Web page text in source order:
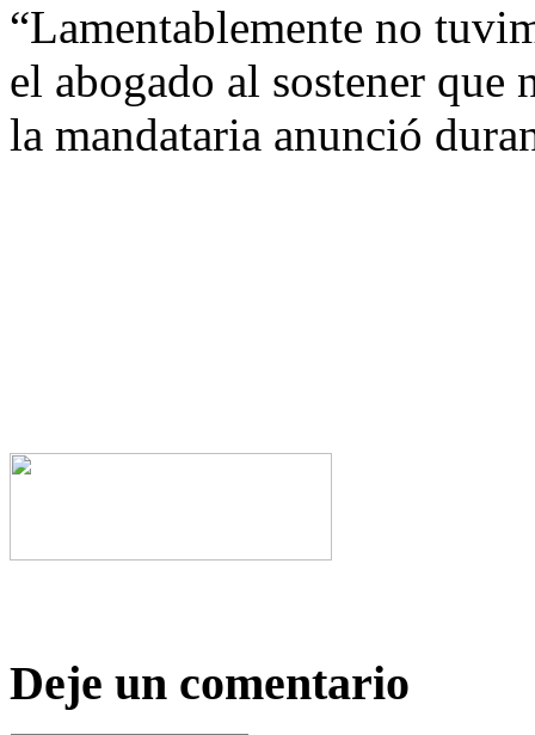
“Lamentablemente no
el abogado al sostener que
la mandataria anunció
Deje un comentario